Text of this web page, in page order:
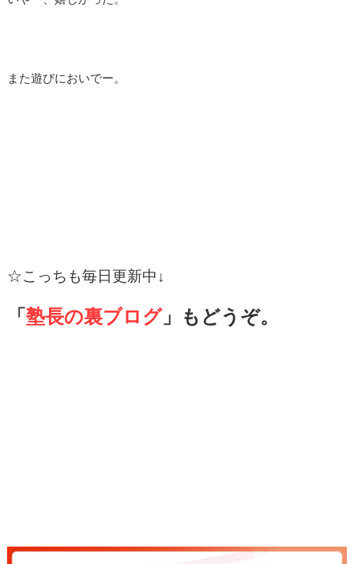
また遊びにおいでー。
☆こっちも毎日更新中↓
「 塾長の裏ブログ」もどうぞ。